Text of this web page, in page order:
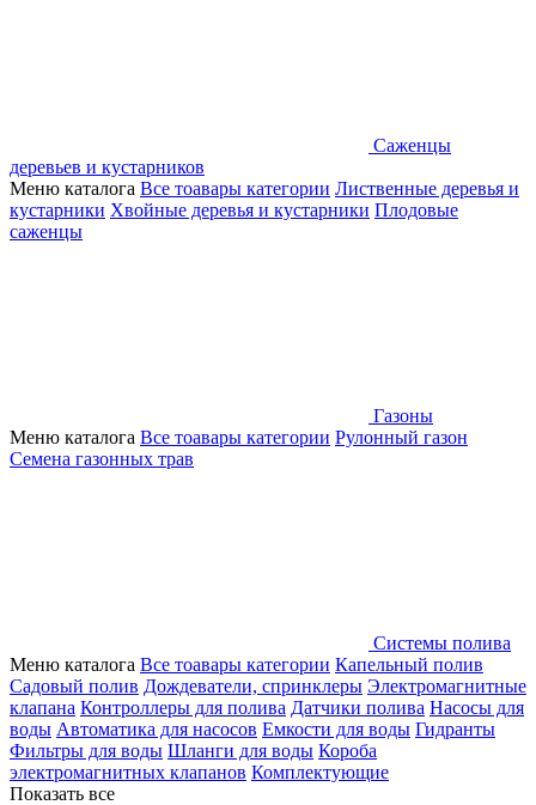
Саженцы
деревьев и кустарников
Меню каталога Все тоавары категории Лиственные деревья и
кустарники Хвойные деревья и кустарники Плодовые
саженцы
Газоны
Меню каталога Все тоавары категории Рулонный газон
Семена газонных трав
Системы полива
Меню каталога Все тоавары категории Капельный полив
Садовый полив Дождеватели, спринклеры Электромагнитные
клапана Контроллеры для полива Датчики полива Насосы для
воды Автоматика для насосов Емкости для воды Гидранты
Фильтры для воды Шланги для воды Короба
электромагнитных клапанов Комплектующие
Показать все